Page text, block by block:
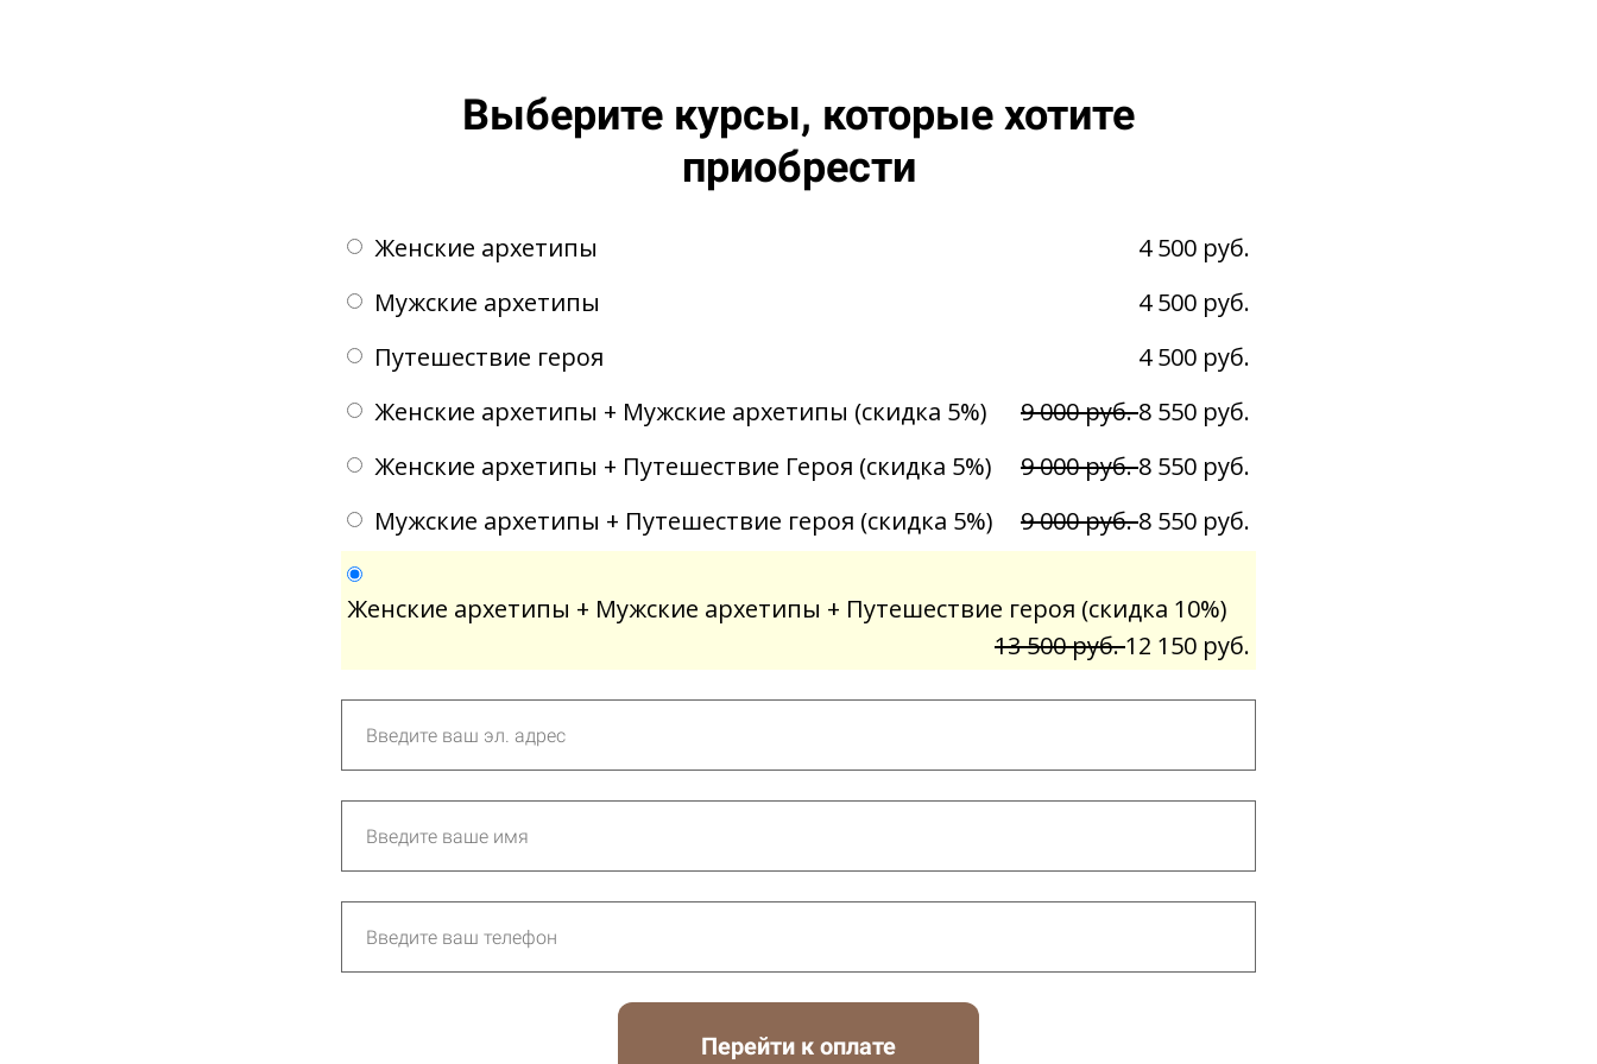
Выберите курсы, которые хотите
приобрести
Женские архетипы
4 500 руб.
Мужские архетипы
4 500 руб.
Путешествие героя
4 500 руб.
Женские архетипы + Мужские архетипы (скидка 5%)
9 000 руб.8 550 руб.
Женские архетипы + Путешествие Героя (скидка 5%)
9 000 руб.8 550 руб.
Мужские архетипы + Путешествие героя (скидка 5%)
9 000 руб.8 550 руб.
Женские архетипы + Мужские архетипы + Путешествие героя (скидка 10%)
13 500 руб.12 150 руб.
Перейти к оплате